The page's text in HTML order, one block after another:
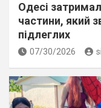
Одесі
частини, який
підлеглих
07/30/2026